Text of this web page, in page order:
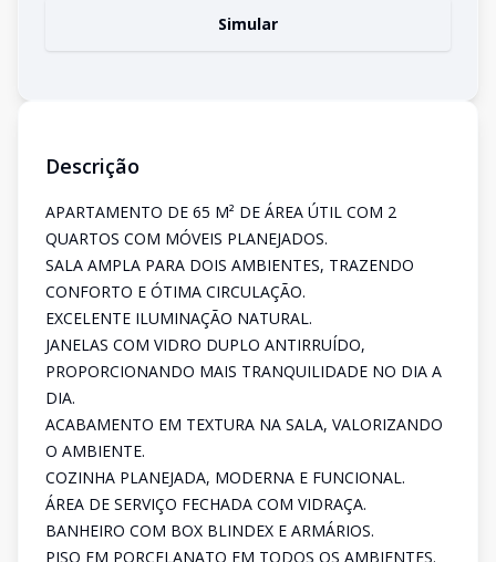
Simular
Descrição
APARTAMENTO DE 65 M² DE ÁREA ÚTIL COM 2
QUARTOS COM MÓVEIS PLANEJADOS.
SALA AMPLA PARA DOIS AMBIENTES, TRAZENDO
CONFORTO E ÓTIMA CIRCULAÇÃO.
EXCELENTE ILUMINAÇÃO NATURAL.
JANELAS COM VIDRO DUPLO ANTIRRUÍDO,
PROPORCIONANDO MAIS TRANQUILIDADE NO DIA A
DIA.
ACABAMENTO EM TEXTURA NA SALA, VALORIZANDO
O AMBIENTE.
COZINHA PLANEJADA, MODERNA E FUNCIONAL.
ÁREA DE SERVIÇO FECHADA COM VIDRAÇA.
BANHEIRO COM BOX BLINDEX E ARMÁRIOS.
PISO EM PORCELANATO EM TODOS OS AMBIENTES.